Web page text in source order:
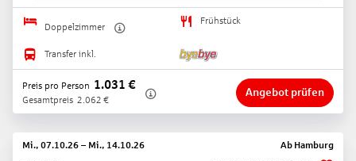
Doppelzimmer
Frühstück
Transfer inkl.
Preis pro Person 1.031 €
Gesamtpreis 2.062 €
Angebot prüfen
Mi., 07.10.26 – Mi., 14.10.26 Ab Hamburg